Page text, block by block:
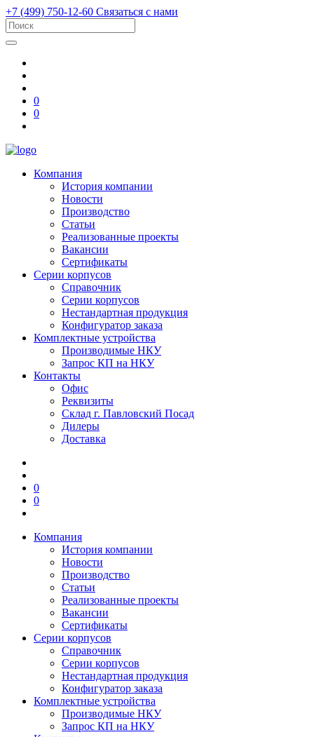
+7 (499) 750-12-60 Связаться с нами
0
0
Компания
История компании
Новости
Производство
Статьи
Реализованные проекты
Вакансии
Сертификаты
Серии корпусов
Справочник
Серии корпусов
Нестандартная продукция
Конфигуратор заказа
Комплектные устройства
Производимые НКУ
Запрос КП на НКУ
Контакты
Офис
Реквизиты
Склад г. Павловский Посад
Дилеры
Доставка
0
0
Компания
История компании
Новости
Производство
Статьи
Реализованные проекты
Вакансии
Сертификаты
Серии корпусов
Справочник
Серии корпусов
Нестандартная продукция
Конфигуратор заказа
Комплектные устройства
Производимые НКУ
Запрос КП на НКУ